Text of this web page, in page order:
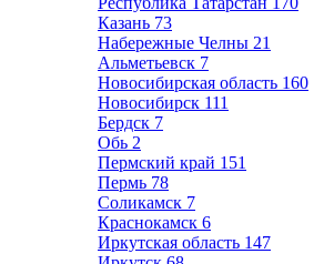
Казань 73
Набережные Челны 21
Альметьевск 7
Новосибирская область 160
Новосибирск 111
Бердск 7
Обь 2
Пермский край 151
Пермь 78
Соликамск 7
Краснокамск 6
Иркутская область 147